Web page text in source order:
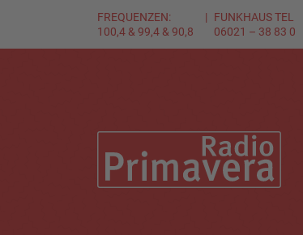
FREQUENZEN:
100,4 & 99,4 & 90,8
FUNKHAUS TEL
06021 – 38 83 0